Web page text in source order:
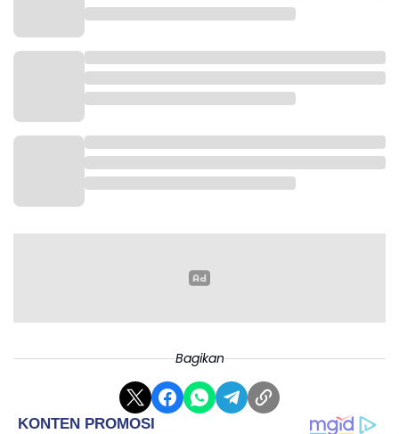
Dinas imigrasi Korea Selatan menilai kebijakan bebas
visa sementara tersebut diharapkan bisa membantu
Meski aturan dibuat lebih longgar, pemerintah tetap
menerapkan pengawasan ketat untuk mencegah
kasus overstay atau tinggal ilegal.
Bagikan